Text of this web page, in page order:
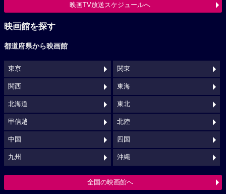
映画TV放送スケジュールへ
映画館を探す
都道府県から映画館
東京 関東
関西 東海
北海道 東北
甲信越 北陸
中国 四国
九州 沖縄
全国の映画館へ